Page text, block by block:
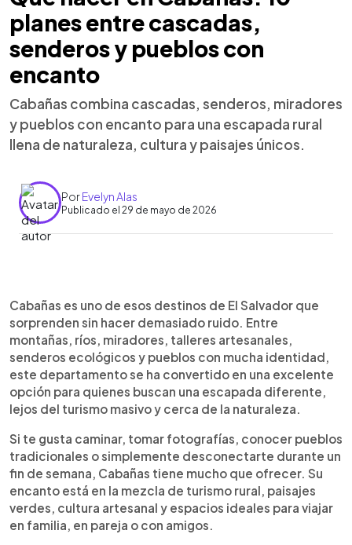
planes entre cascadas,
senderos y pueblos con
encanto
Cabañas combina cascadas, senderos, miradores
y pueblos con encanto para una escapada rural
llena de naturaleza, cultura y paisajes únicos.
PorEvelyn Alas
Publicado el 29 de mayo de 2026
► Escuchar artículo
Cabañas es uno de esos destinos de El Salvador que
sorprenden sin hacer demasiado ruido. Entre
montañas, ríos, miradores, talleres artesanales,
senderos ecológicos y pueblos con mucha identidad,
este departamento se ha convertido en una excelente
opción para quienes buscan una escapada diferente,
lejos del turismo masivo y cerca de la naturaleza.
Si te gusta caminar, tomar fotografías, conocer pueblos
tradicionales o simplemente desconectarte durante un
fin de semana, Cabañas tiene mucho que ofrecer. Su
encanto está en la mezcla de turismo rural, paisajes
verdes, cultura artesanal y espacios ideales para viajar
en familia, en pareja o con amigos.